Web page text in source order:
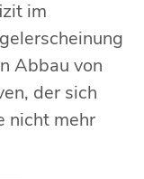
im
Abbau von
der sich
nicht mehr